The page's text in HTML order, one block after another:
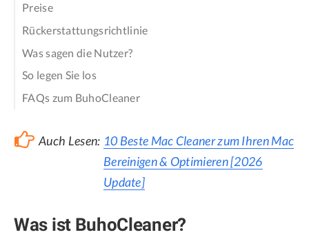
Preise
Rückerstattungsrichtlinie
Was sagen die Nutzer?
So legen Sie los
FAQs zum BuhoCleaner
Auch Lesen: 10 Beste Mac Cleaner zum Ihren Mac
Bereinigen & Optimieren [2026
Update]
Was ist BuhoCleaner?